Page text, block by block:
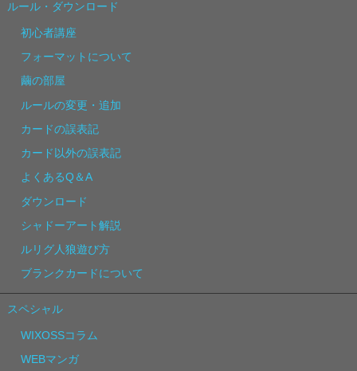
ルール・ダウンロード
初心者講座
フォーマットについて
繭の部屋
ルールの変更・追加
カードの誤表記
カード以外の誤表記
よくあるQ＆A
ダウンロード
シャドーアート解説
ルリグ人狼遊び方
ブランクカードについて
スペシャル
WIXOSSコラム
WEBマンガ